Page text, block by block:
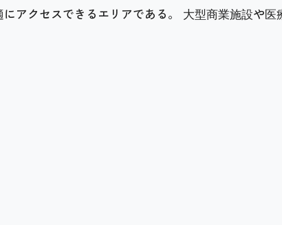
アクセスできるエリアである。 大型商業施設や